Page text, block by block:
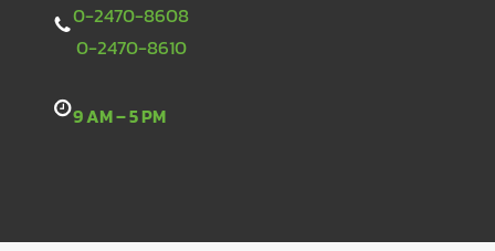
0-2470-8608
0-2470-8610
9 AM – 5 PM